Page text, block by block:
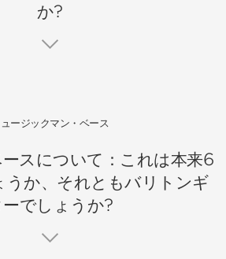
か?
ュージックマン・ベース
スについて：これは本来6
うか、それともバリトンギ
ーでしょうか?